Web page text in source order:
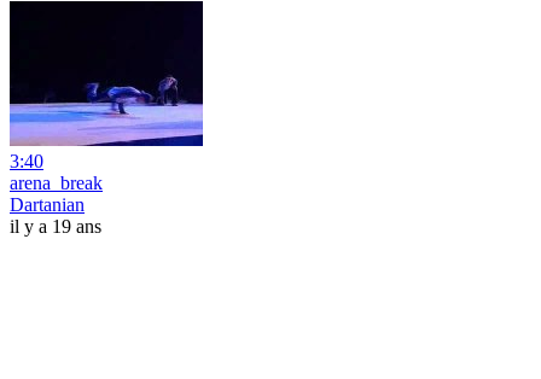
3:40
arena_break
Dartanian
il y a 19 ans